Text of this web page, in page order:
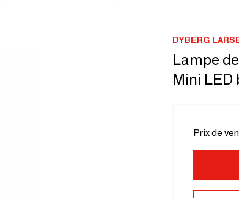
DYBERG
Lampe
Mini LED
Prix de